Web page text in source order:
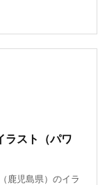
ラスト（パワ
鹿児島県）のイラ